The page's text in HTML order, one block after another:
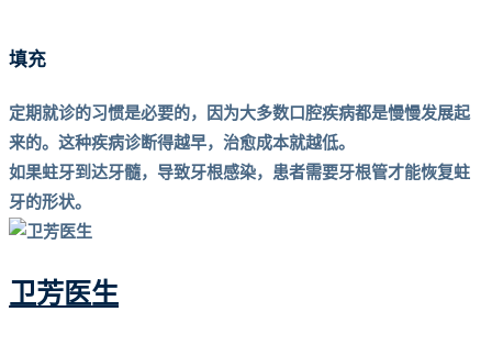
填充
定期就诊的习惯是必要的，因为大多数口腔疾病都是慢慢发展起
来的。这种疾病诊断得越早，治愈成本就越低。
如果蛀牙到达牙髓，导致牙根感染，患者需要牙根管才能恢复蛀
牙的形状。
卫芳医生